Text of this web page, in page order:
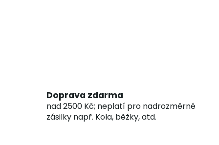
Doprava zdarma
nad 2500 Kč; neplatí pro nadrozměrné
zásilky např. Kola, běžky, atd.